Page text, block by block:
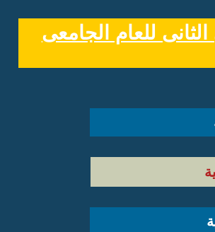
للعام الجامعى